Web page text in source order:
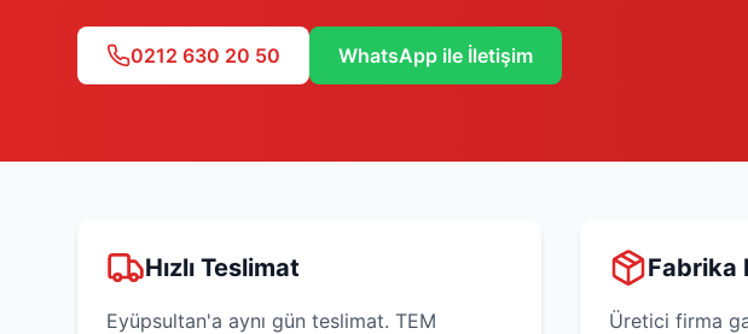
0212 630 20 50 WhatsApp ile İletişim
Hızlı Teslimat
Eyüpsultan'a aynı gün teslimat. TEM
Fabrika
Üretici firma